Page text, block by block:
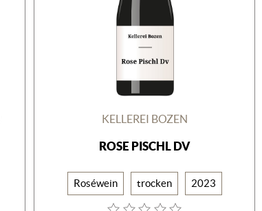
KELLEREI BOZEN
ROSE PISCHL DV
Roséwein trocken 2023